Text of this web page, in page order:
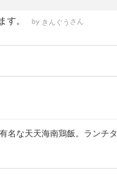
す。 by きんぐう さん
名な天天海南鶏飯。ランチタ